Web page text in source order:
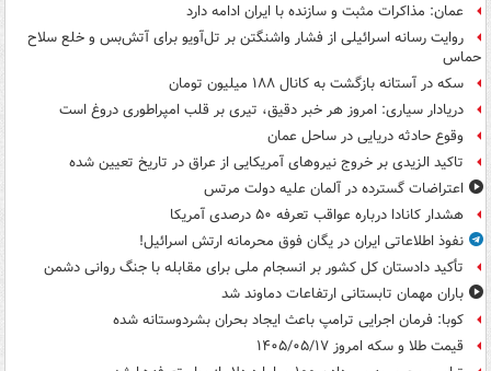
عمان: مذاکرات مثبت و سازنده با ایران ادامه دارد
روایت رسانه اسرائیلی از فشار واشنگتن بر تل‌آویو برای آتش‌بس و خلع سلاح
حماس
سکه در آستانه بازگشت به کانال ۱۸۸ میلیون تومان
دریادار سیاری: امروز هر خبر دقیق، تیری بر قلب امپراطوری دروغ است
وقوع حادثه دریایی در ساحل عمان
تاکید الزیدی بر خروج نیروهای آمریکایی از عراق در تاریخ تعیین شده
اعتراضات گسترده در آلمان علیه دولت مرتس
هشدار کانادا درباره عواقب تعرفه ۵۰ درصدی آمریکا
نفوذ اطلاعاتی ایران در یگان فوق محرمانه ارتش اسرائیل!
تأکید دادستان کل کشور بر انسجام ملی برای مقابله با جنگ روانی دشمن
باران مهمان تابستانی ارتفاعات دماوند شد
کوبا: فرمان اجرایی ترامپ باعث ایجاد بحران بشردوستانه شده
قیمت طلا و سکه امروز ۱۴۰۵/۰۵/۱۷